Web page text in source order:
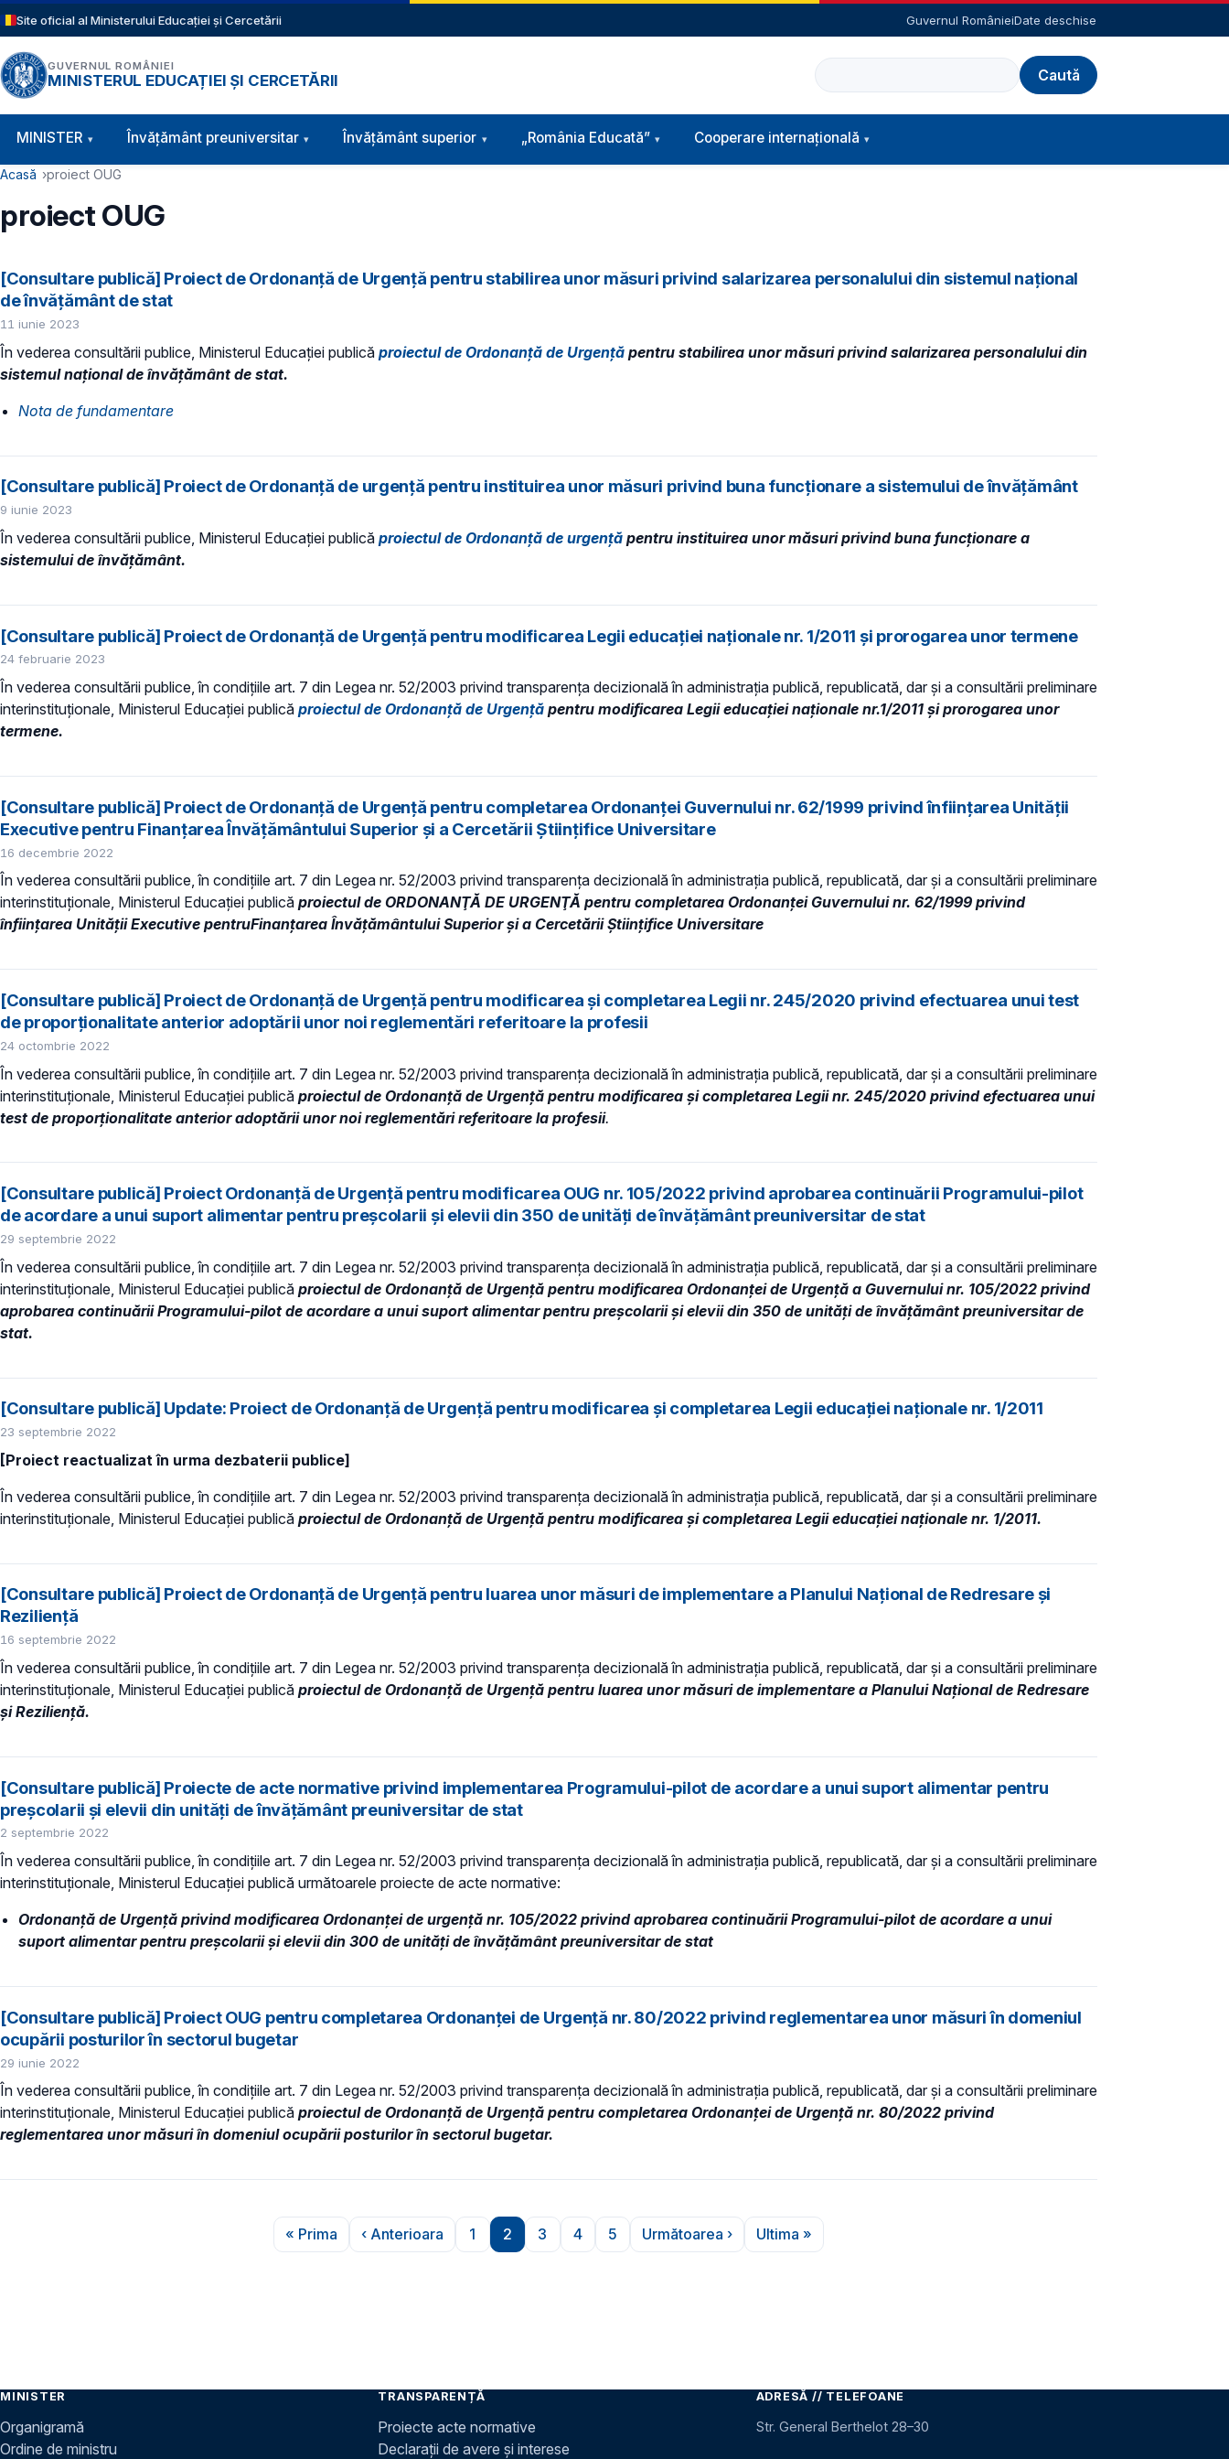
Sari la conținutul principal
Site oficial al Ministerului Educației și Cercetării Guvernul RomânieiDate deschise
GUVERNUL ROMÂNIEI
MINISTERUL EDUCAȚIEI ȘI CERCETĂRII
Caută
Navigație principală
MINISTER Învăţământ preuniversitar Învățământ superior „România Educată” Cooperare internațională
Cale de navigare
Acasă proiect OUG
proiect OUG
[Consultare publică] Proiect de Ordonanță de Urgență pentru stabilirea unor măsuri privind salarizarea personalului din sistemul național
de învățământ de stat
11 iunie 2023
În vederea consultării publice, Ministerul Educaţiei publică proiectul de Ordonanță de Urgență pentru stabilirea unor măsuri privind salarizarea personalului din
sistemul național de învățământ de stat.
Nota de fundamentare
[Consultare publică] Proiect de Ordonanță de urgență pentru instituirea unor măsuri privind buna funcționare a sistemului de învăţământ
9 iunie 2023
În vederea consultării publice, Ministerul Educaţiei publică proiectul de Ordonanță de urgență pentru instituirea unor măsuri privind buna funcționare a
sistemului de învăţământ.
[Consultare publică] Proiect de Ordonanță de Urgență pentru modificarea Legii educației naționale nr. 1/2011 și prorogarea unor termene
24 februarie 2023
În vederea consultării publice, în condiţiile art. 7 din Legea nr. 52/2003 privind transparenţa decizională în administraţia publică, republicată, dar și a consultării preliminare
interinstituționale, Ministerul Educaţiei publică proiectul de Ordonanță de Urgență pentru modificarea Legii educației naționale nr.1/2011 și prorogarea unor
termene.
[Consultare publică] Proiect de Ordonanță de Urgență pentru completarea Ordonanţei Guvernului nr. 62/1999 privind înfiinţarea Unităţii
Executive pentru Finanţarea Învăţământului Superior şi a Cercetării Ştiinţifice Universitare
16 decembrie 2022
În vederea consultării publice, în condiţiile art. 7 din Legea nr. 52/2003 privind transparenţa decizională în administraţia publică, republicată, dar și a consultării preliminare
interinstituționale, Ministerul Educaţiei publică proiectul de ORDONANŢĂ DE URGENŢĂ pentru completarea Ordonanţei Guvernului nr. 62/1999 privind
înfiinţarea Unităţii Executive pentruFinanţarea Învăţământului Superior şi a Cercetării Ştiinţifice Universitare
[Consultare publică] Proiect de Ordonanță de Urgență pentru modificarea și completarea Legii nr. 245/2020 privind efectuarea unui test
de proporționalitate anterior adoptării unor noi reglementări referitoare la profesii
24 octombrie 2022
În vederea consultării publice, în condiţiile art. 7 din Legea nr. 52/2003 privind transparenţa decizională în administraţia publică, republicată, dar și a consultării preliminare
interinstituționale, Ministerul Educaţiei publică proiectul de Ordonanță de Urgență pentru modificarea și completarea Legii nr. 245/2020 privind efectuarea unui
test de proporționalitate anterior adoptării unor noi reglementări referitoare la profesii.
[Consultare publică] Proiect Ordonanță de Urgență pentru modificarea OUG nr. 105/2022 privind aprobarea continuării Programului-pilot
de acordare a unui suport alimentar pentru preşcolarii şi elevii din 350 de unităţi de învăţământ preuniversitar de stat
29 septembrie 2022
În vederea consultării publice, în condiţiile art. 7 din Legea nr. 52/2003 privind transparenţa decizională în administraţia publică, republicată, dar și a consultării preliminare
interinstituționale, Ministerul Educaţiei publică proiectul de Ordonanță de Urgență pentru modificarea Ordonanţei de Urgenţă a Guvernului nr. 105/2022 privind
aprobarea continuării Programului-pilot de acordare a unui suport alimentar pentru preşcolarii şi elevii din 350 de unităţi de învăţământ preuniversitar de
stat.
[Consultare publică] Update: Proiect de Ordonanță de Urgență pentru modificarea și completarea Legii educaţiei naţionale nr. 1/2011
23 septembrie 2022
[Proiect reactualizat în urma dezbaterii publice]
În vederea consultării publice, în condiţiile art. 7 din Legea nr. 52/2003 privind transparenţa decizională în administraţia publică, republicată, dar și a consultării preliminare
interinstituționale, Ministerul Educaţiei publică proiectul de Ordonanță de Urgență pentru modificarea și completarea Legii educaţiei naţionale nr. 1/2011.
[Consultare publică] Proiect de Ordonanță de Urgență pentru luarea unor măsuri de implementare a Planului Național de Redresare și
Reziliență
16 septembrie 2022
În vederea consultării publice, în condiţiile art. 7 din Legea nr. 52/2003 privind transparenţa decizională în administraţia publică, republicată, dar și a consultării preliminare
interinstituționale, Ministerul Educaţiei publică proiectul de Ordonanță de Urgență pentru luarea unor măsuri de implementare a Planului Național de Redresare
și Reziliență.
[Consultare publică] Proiecte de acte normative privind implementarea Programului-pilot de acordare a unui suport alimentar pentru
preşcolarii şi elevii din unităţi de învăţământ preuniversitar de stat
2 septembrie 2022
În vederea consultării publice, în condiţiile art. 7 din Legea nr. 52/2003 privind transparenţa decizională în administraţia publică, republicată, dar și a consultării preliminare
interinstituționale, Ministerul Educaţiei publică următoarele proiecte de acte normative:
Ordonanță de Urgență privind modificarea Ordonanței de urgență nr. 105/2022 privind aprobarea continuării Programului-pilot de acordare a unui
suport alimentar pentru preşcolarii şi elevii din 300 de unităţi de învăţământ preuniversitar de stat
[Consultare publică] Proiect OUG pentru completarea Ordonanței de Urgență nr. 80/2022 privind reglementarea unor măsuri în domeniul
ocupării posturilor în sectorul bugetar
29 iunie 2022
În vederea consultării publice, în condiţiile art. 7 din Legea nr. 52/2003 privind transparenţa decizională în administraţia publică, republicată, dar și a consultării preliminare
interinstituționale, Ministerul Educaţiei publică proiectul de Ordonanță de Urgență pentru completarea Ordonanței de Urgență nr. 80/2022 privind
reglementarea unor măsuri în domeniul ocupării posturilor în sectorul bugetar.
Prima pagină
« Prima
Pagina anterioară
‹ Anterioara
Pagina
1
Pagina
2
Pagina
3
Pagina
4
Pagina
5
Pagina următoare
Următoarea ›
Ultima pagină
Ultima »
MINISTER
Organigramă
Ordine de ministru
TRANSPARENȚĂ
Proiecte acte normative
Declarații de avere și interese
ADRESĂ // TELEFOANE
Str. General Berthelot 28–30